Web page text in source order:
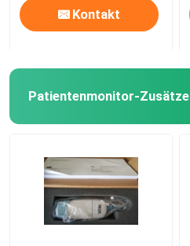
Kontakt
Patientenmonitor-Zusätze